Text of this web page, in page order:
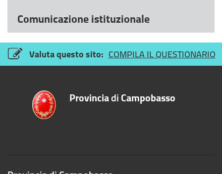
Comunicazione istituzionale
Valuta questo sito: COMPILA IL QUESTIONARIO
ProvinciadiCampobasso